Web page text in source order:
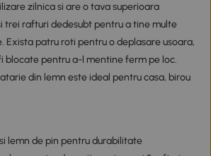
zilnica si are o tava superioara
trei rafturi dedesubt pentru a tine multe
Exista patru roti pentru o deplasare usoara,
blocate pentru a-l mentine ferm pe loc.
din lemn este ideal pentru casa, birou
lemn de pin pentru durabilitate